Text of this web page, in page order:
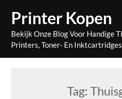
content
Printer Kopen
Bekijk Onze Blog Voor Handige
Printers, Toner- En
Tag: